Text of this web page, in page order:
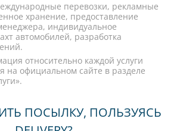
перевозки, рекламные
хранение, предоставление
индивидуальное
автомобилей, разработка
относительно каждой услуги
на официальном сайте в разделе
ПОСЫЛКУ, ПОЛЬЗУЯСЬ